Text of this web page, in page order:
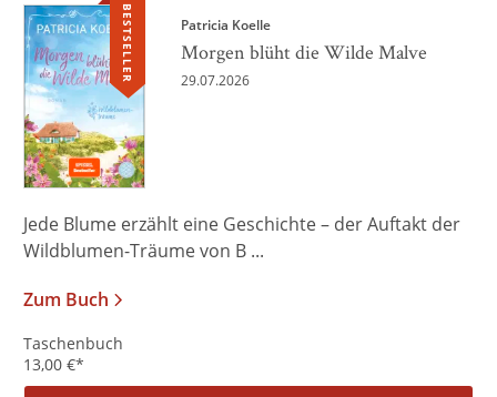
BESTSELLER Patricia Koelle
Morgen blüht die Wilde Malve
29.07.2026
Jede Blume erzählt eine Geschichte – der Auftakt der
Wildblumen-Träume von B ...
Zum Buch
Taschenbuch
13,00 €*